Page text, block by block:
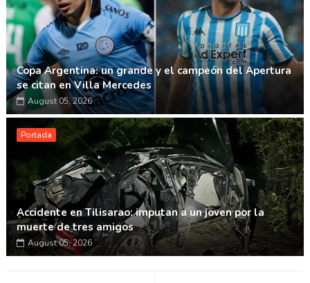
Copa Argentina: un grande y el campeón del Apertura
se citan en Villa Mercedes
August 05, 2026
Portada
Accidente en Tilisarao: imputan a un joven por la
muerte de tres amigos
August 05, 2026